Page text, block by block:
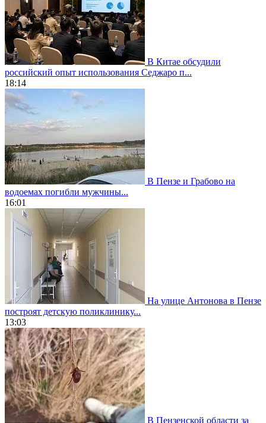
В Китае обсудили
российский опыт использования Седжаро п...
18:14
В Пензе и Грабово на
водоемах погибли мужчины...
16:01
На улице Антонова в Пензе
построят детскую поликлинику...
13:03
В Пензенской области за